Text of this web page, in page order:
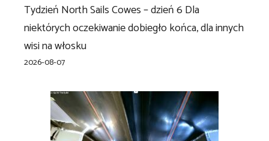
Tydzień North Sails Cowes – dzień 6 Dla
niektórych oczekiwanie dobiegło końca, dla innych
wisi na włosku
2026-08-07